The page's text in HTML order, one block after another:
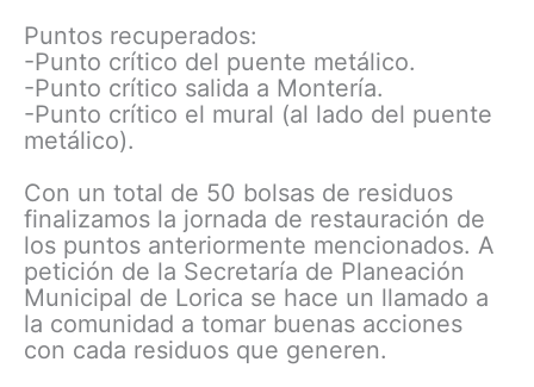
Puntos recuperados:
-Punto crítico del puente metálico.
-Punto crítico salida a Montería.
-Punto crítico el mural (al lado del puente
metálico).
Con un total de 50 bolsas de residuos
finalizamos la jornada de restauración de
los puntos anteriormente mencionados. A
petición de la Secretaría de Planeación
Municipal de Lorica se hace un llamado a
la comunidad a tomar buenas acciones
con cada residuos que generen.